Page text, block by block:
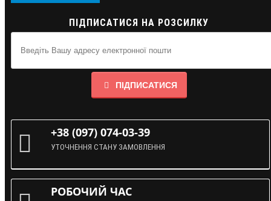
ПІДПИСАТИСЯ НА РОЗСИЛКУ
ПІДПИСАТИСЯ
+38 (097) 074-03-39
УТОЧНЕННЯ СТАНУ ЗАМОВЛЕННЯ
РОБОЧИЙ ЧАС